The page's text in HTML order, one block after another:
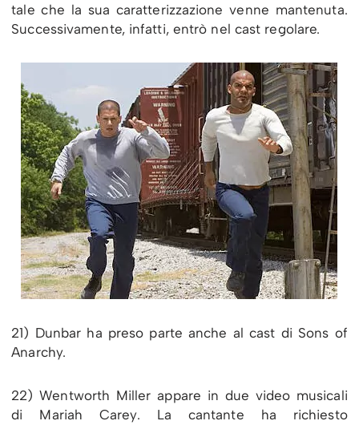
tale che la sua caratterizzazione venne mantenuta.
Successivamente, infatti, entrò nel cast regolare.
21) Dunbar ha preso parte anche al cast di Sons of
Anarchy.
22) Wentworth Miller appare in due video musicali
di Mariah Carey. La cantante ha richiesto